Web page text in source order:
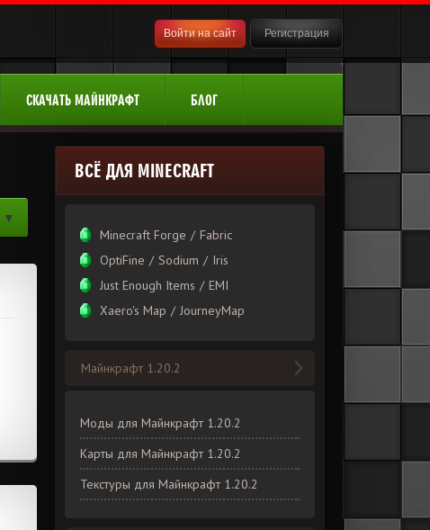
Войти на сайт Регистрация
СКАЧАТЬ МАЙНКРАФТ БЛОГ
ВСЁ ДЛЯ MINECRAFT
Minecraft Forge / Fabric
OptiFine / Sodium / Iris
Just Enough Items / EMI
Xаero's Mаp / JourneyMap
Майнкрафт 1.20.2
Моды для Майнкрафт 1.20.2
Карты для Майнкрафт 1.20.2
Текстуры для Майнкрафт 1.20.2